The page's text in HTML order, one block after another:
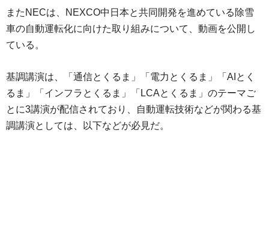
またNECは、NEXCO中日本と共同開発を進めている除雪
車の自動運転化に向けた取り組みについて、動画を公開し
ている。
基調講演は、「通信とくるま」「電力とくるま」「AIとく
るま」「インフラとくるま」「LCAとくるま」のテーマご
とに3講演が配信されており、自動運転技術などが関わる基
調講演としては、以下などが必見だ。